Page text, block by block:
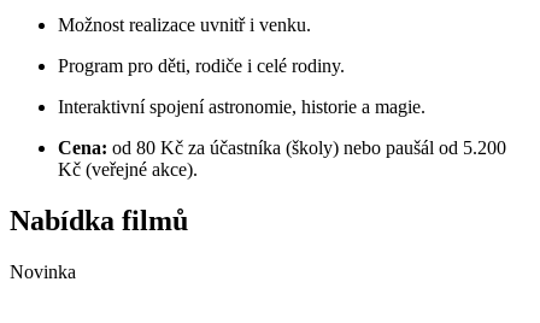
Možnost realizace uvnitř i venku.
Program pro děti, rodiče i celé rodiny.
Interaktivní spojení astronomie, historie a magie.
Cena: od 80 Kč za účastníka (školy) nebo paušál od 5.200
Kč (veřejné akce).
Nabídka filmů
Novinka